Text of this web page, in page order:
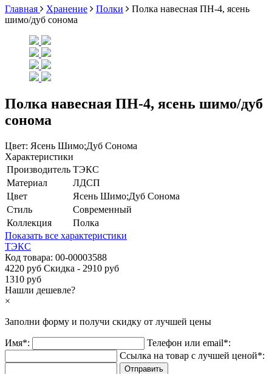
Главная
Хранение Полки
Полка навесная ПН-4, ясень
шимо/дуб сонома
Полка навесная ПН-4, ясень шимо/дуб
сонома
Цвет: Ясень Шимо;Дуб Сонома
Характеристики
Производитель ТЭКС
Материал
ЛДСП
Цвет
Ясень Шимо;Дуб Сонома
Стиль
Современный
Коллекция
Полка
Показать все характеристики
ТЭКС
Код товара: 00-00003588
4220 руб Скидка - 2910 руб
1310 руб
Нашли дешевле?
×
Заполни форму и получи скидку от лучшей цены
Имя*:
Телефон или email*:
Ссылка на товар с лучшей ценой*: